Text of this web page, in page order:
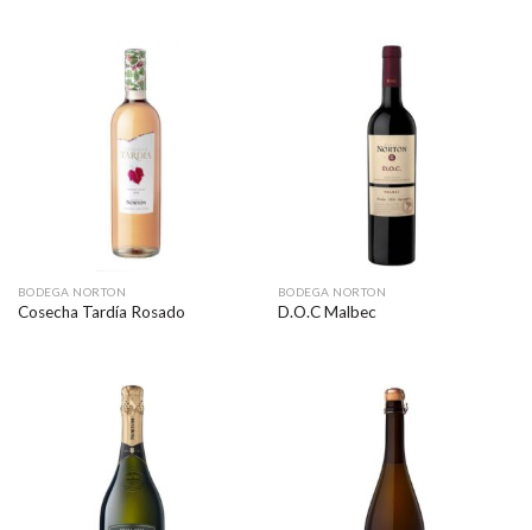
BODEGA NORTON
Cosecha Tardía Rosado
BODEGA NORTON
D.O.C Malbec